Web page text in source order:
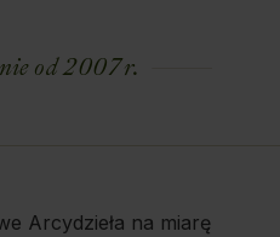
od 2007 r.
Arcydzieła na miarę